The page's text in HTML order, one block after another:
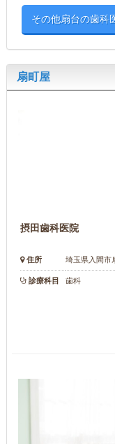
その他扇台の歯科
扇町屋
摂田歯科医院
住所 埼玉県入間市
診療科目 歯科